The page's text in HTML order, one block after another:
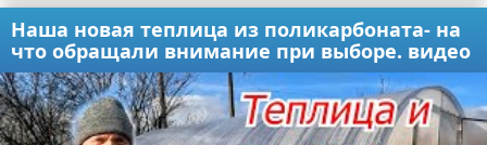
Наша новая теплица из поликарбоната- на
что обращали внимание при выборе. видео